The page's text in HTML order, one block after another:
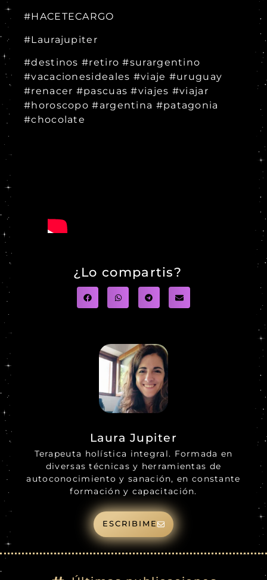
#HACETECARGO
#Laurajupiter
#destinos #retiro #surargentino
#vacacionesideales #viaje #uruguay
#renacer #pascuas #viajes #viajar
#horoscopo #argentina #patagonia
#chocolate
¿Lo compartis?
Laura Jupiter
Terapeuta holística integral. Formada en
diversas técnicas y herramientas de
autoconocimiento y sanación, en constante
formación y capacitación.
ESCRIBIME